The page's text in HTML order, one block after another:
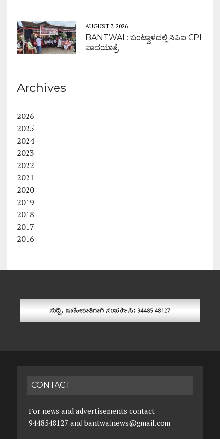
AUGUST 7, 2026
BANTWAL: ಬಂಟ್ವಾಳದಲ್ಲಿ ಸಿಪಿಐ CPI
ಪಾದಯಾತ್ರೆ
Archives
2026
2025
2024
2023
2022
2021
2020
2019
2018
2017
2016
CONTACT
For news and advertisements contact
9448548127 and bantwalnews@gmail.com